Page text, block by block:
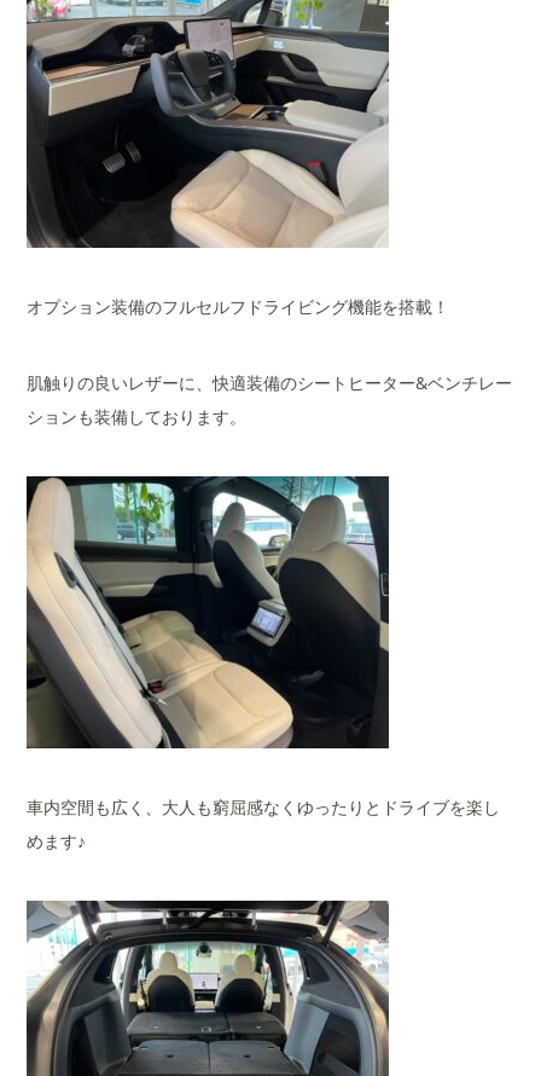
オプション装備のフルセルフドライビング機能を搭載！
肌触りの良いレザーに、快適装備のシートヒーター&ベンチレー
ションも装備しております。
車内空間も広く、大人も窮屈感なくゆったりとドライブを楽し
めます♪